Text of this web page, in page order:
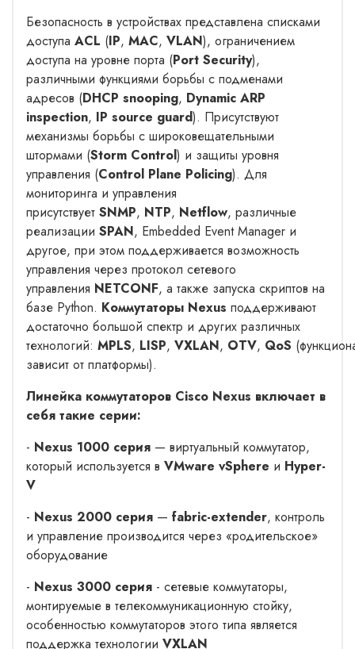
Безопасность в устройствах представлена списками
доступа ACL (IP, MAC, VLAN), ограничением
доступа на уровне порта (Port Security),
различными функциями борьбы с подменами
адресов (DHCP snooping, Dynamic ARP
inspection, IP source guard). Присутствуют
механизмы борьбы с широковещательными
штормами (Storm Control) и защиты уровня
управления (Control Plane Policing). Для
мониторинга и управления
присутствует SNMP, NTP, Netflow, различные
реализации SPAN, Embedded Event Manager и
другое, при этом поддерживается возможность
управления через протокол сетевого
управления NETCONF, а также запуска скриптов на
базе Python. Коммутаторы Nexus поддерживают
достаточно большой спектр и других различных
технологий: MPLS, LISP, VXLAN, OTV, QoS
зависит от платформы).
Линейка коммутаторов Cisco Nexus включает в
себя такие серии:
- Nexus 1000 серия — виртуальный коммутатор,
который используется в VMware vSphere и Hyper-
V
- Nexus 2000 серия — fabric-extender, контроль
и управление производится через «родительское»
оборудование
- Nexus 3000 серия - сетевые коммутаторы,
монтируемые в телекоммуникационную стойку,
особенностью коммутаторов этого типа является
поддержка технологии VXLAN